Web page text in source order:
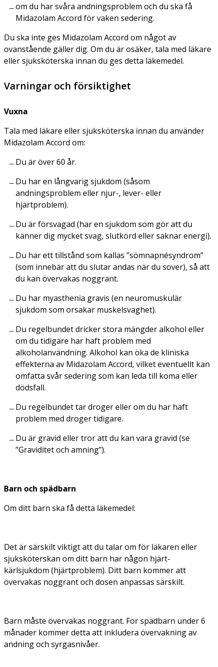
om du har svåra andningsproblem och du ska få
Midazolam Accord för vaken sedering.
Du ska inte ges Midazolam Accord om något av
ovanstående gäller dig. Om du är osäker, tala med läkare
eller sjuksköterska innan du ges detta läkemedel.
Varningar och försiktighet
Vuxna
Tala med läkare eller sjuksköterska innan du använder
Midazolam Accord om:
Du är över 60 år.
Du har en långvarig sjukdom (såsom
andningsproblem eller njur-, lever- eller
hjärtproblem).
Du är försvagad (har en sjukdom som gör att du
känner dig mycket svag, slutkörd eller saknar energi).
Du har ett tillstånd som kallas ”sömnapnésyndrom”
(som innebär att du slutar andas när du sover), så att
du kan övervakas noggrant.
Du har myasthenia gravis (en neuromuskulär
sjukdom som orsakar muskelsvaghet).
Du regelbundet dricker stora mängder alkohol eller
om du tidigare har haft problem med
alkoholanvändning. Alkohol kan öka de kliniska
effekterna av Midazolam Accord, vilket eventuellt kan
omfatta svår sedering som kan leda till koma eller
dödsfall.
Du regelbundet tar droger eller om du har haft
problem med droger tidigare.
Du är gravid eller tror att du kan vara gravid (se
”Graviditet och amning”).
Barn och spädbarn
Om ditt barn ska få detta läkemedel:
Det är särskilt viktigt att du talar om för läkaren eller
sjuksköterskan om ditt barn har någon hjärt-
kärlsjukdom (hjärtproblem). Ditt barn kommer att
övervakas noggrant och dosen anpassas särskilt.
Barn måste övervakas noggrant. För spädbarn under 6
månader kommer detta att inkludera övervakning av
andning och syrgasnivåer.